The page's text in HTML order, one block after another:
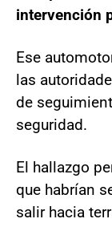
intervención
Ese
las
de
seguridad.
El hallazgo
que habrían
salir hacia